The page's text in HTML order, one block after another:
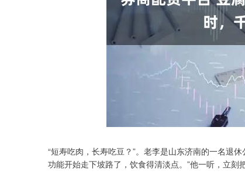
“短寿吃肉，长寿吃豆？”。老李是山东济南的一名退
功能开始走下坡路了，饮食得清淡点。”他一听，立刻